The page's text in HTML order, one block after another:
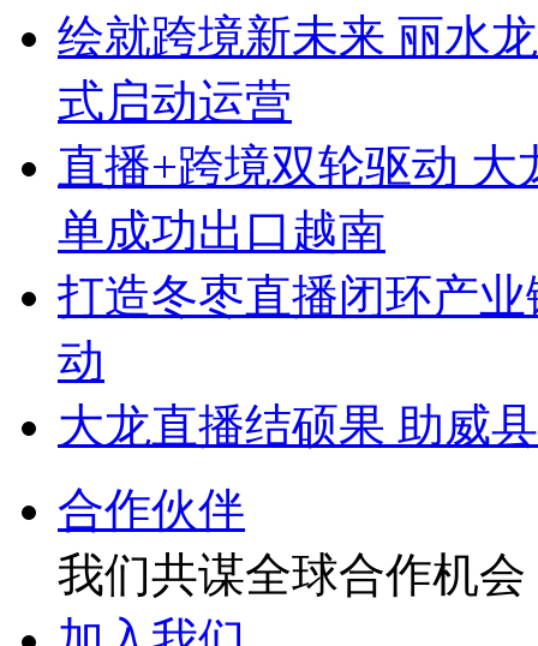
绘就跨境新未来 丽水
式启动运营
直播+跨境双轮驱动
单成功出口越南
打造冬枣直播闭环产
动
大龙直播结硕果 助威
合作伙伴
我们共谋全球合作机会